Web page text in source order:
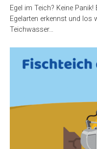
Egel im Teich? Keine
Egelarten erkennst und los
Teichwasser…